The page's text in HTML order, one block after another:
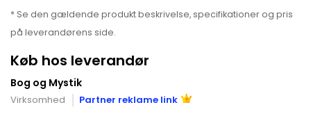
* Se den gældende produkt beskrivelse, specifikationer og pris
på leverandørens side.
Køb hos leverandør
Bog og Mystik
Virksomhed Partner reklame link